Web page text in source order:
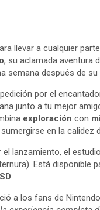
llevar a cualquier
, su aclamada aventura
semana después de
por el
junto a tu mejor
exploración con
en la calidez
el lanzamiento, el
Está
.
a los fans de